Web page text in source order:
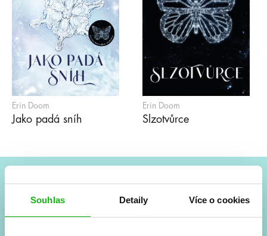
Souhlas Detaily Více o cookies
Erin Doom
Jako padá sníh
Erin Doom
Slzotvůrce
#HumbookNews
Vše kolem #youngadult každý měsíc rovnou do mailu!